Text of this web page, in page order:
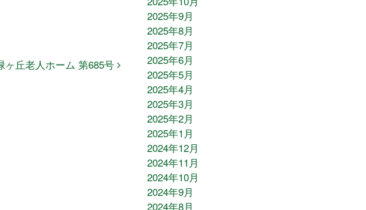
ヶ丘老人ホーム 第685号
2025年9月
2025年8月
2025年7月
2025年6月
2025年5月
2025年4月
2025年3月
2025年2月
2025年1月
2024年12月
2024年11月
2024年10月
2024年9月
2024年8月